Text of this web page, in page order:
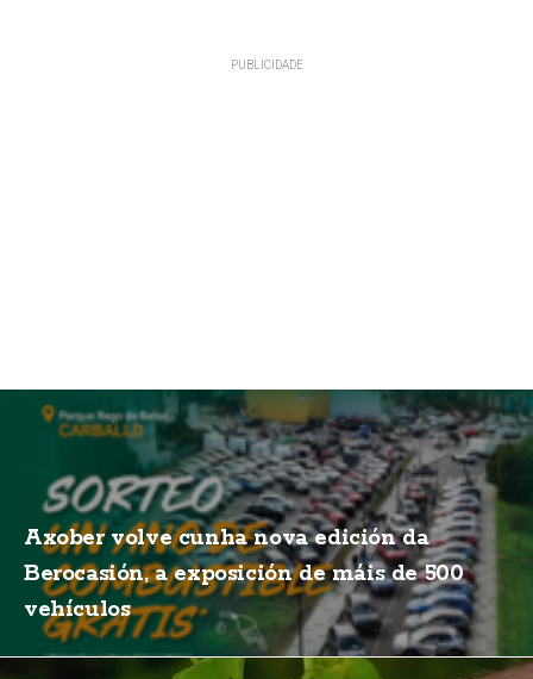
Axober volve cunha nova edición da
Berocasión, a exposición de máis de 500
vehículos